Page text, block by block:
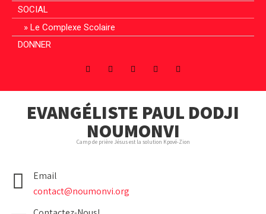
SOCIAL
Le Complexe Scolaire
DONNER
EVANGÉLISTE PAUL DODJI
NOUMONVI
Camp de prière Jésus est la solution Kpové-Zion
Email
contact@noumonvi.org